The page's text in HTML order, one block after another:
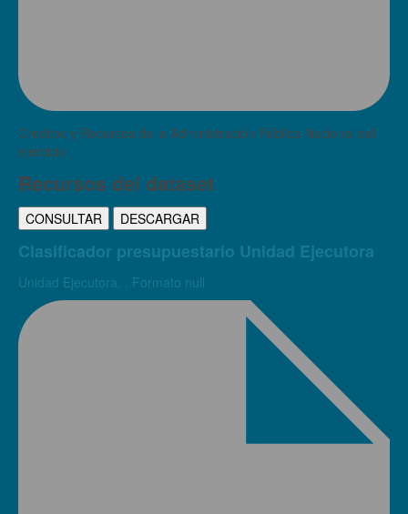
Créditos y Recursos de la Administración Pública Nacional del
ejercicio .
Recursos del dataset
CONSULTAR DESCARGAR
Clasificador presupuestario Unidad Ejecutora
Unidad Ejecutora. . Formato null